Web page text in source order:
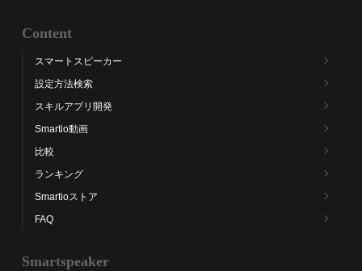
Content
スマートスピーカー
設定方法検索
スキルアプリ開発
Smartio動画
比較
ランキング
Smartioストア
FAQ
Smartspeaker